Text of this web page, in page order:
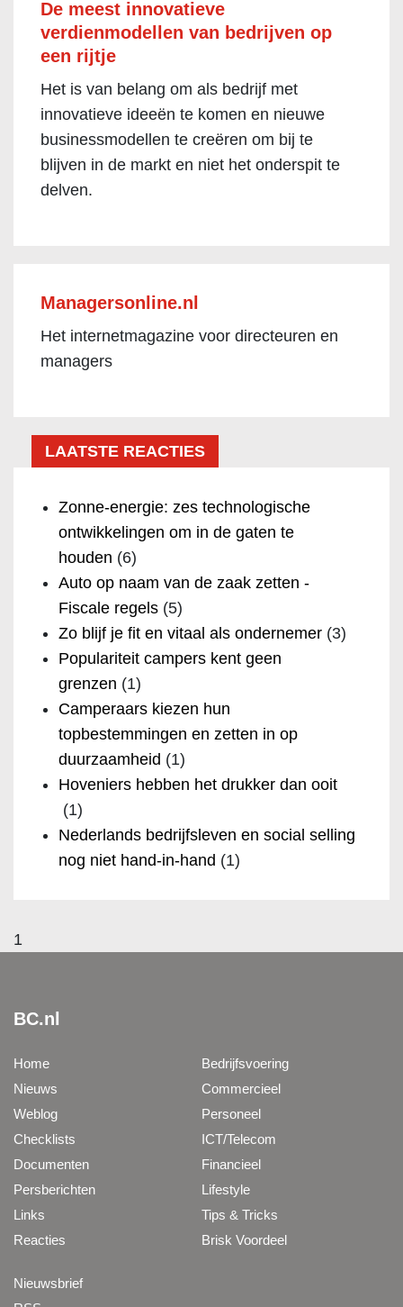
De meest innovatieve
verdienmodellen van bedrijven op
een rijtje
Het is van belang om als bedrijf met
innovatieve ideeën te komen en nieuwe
businessmodellen te creëren om bij te
blijven in de markt en niet het onderspit te
delven.
Managersonline.nl
Het internetmagazine voor directeuren en
managers
LAATSTE REACTIES
Zonne-energie: zes technologische
ontwikkelingen om in de gaten te
houden (6)
Auto op naam van de zaak zetten -
Fiscale regels (5)
Zo blijf je fit en vitaal als ondernemer (3)
Populariteit campers kent geen
grenzen (1)
Camperaars kiezen hun
topbestemmingen en zetten in op
duurzaamheid (1)
Hoveniers hebben het drukker dan ooit
(1)
Nederlands bedrijfsleven en social selling
nog niet hand-in-hand (1)
1
BC.nl
Home
Nieuws
Weblog
Checklists
Documenten
Persberichten
Links
Reacties
Bedrijfsvoering
Commercieel
Personeel
ICT/Telecom
Financieel
Lifestyle
Tips & Tricks
Brisk Voordeel
Nieuwsbrief